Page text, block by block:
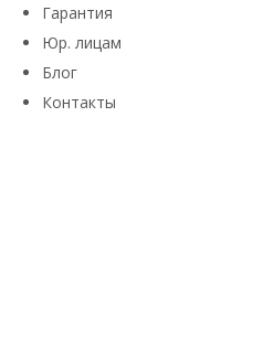
Гарантия
Юр. лицам​
Блог
Контакты